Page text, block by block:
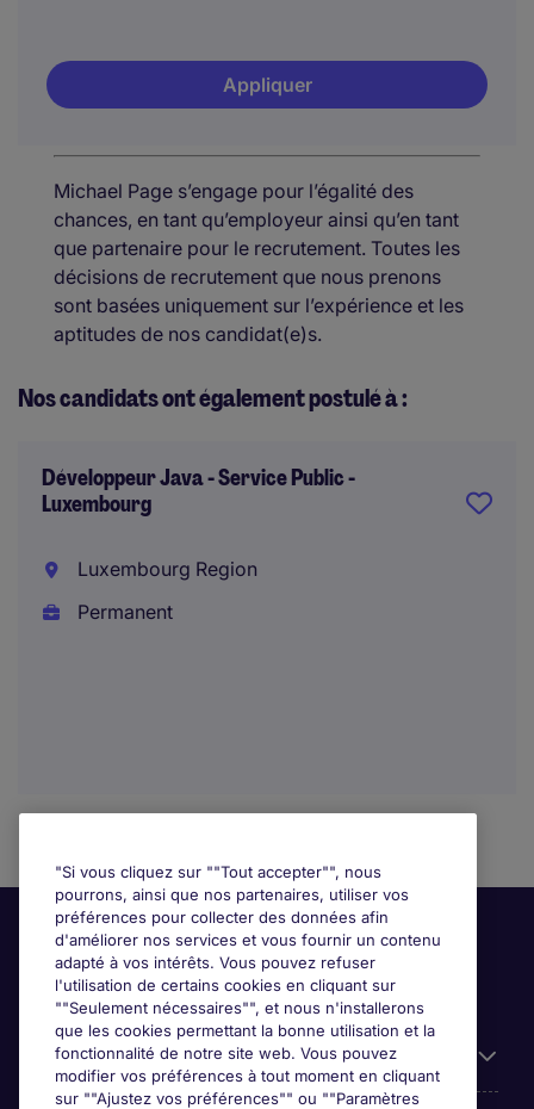
Appliquer
Michael Page s’engage pour l’égalité des
chances, en tant qu’employeur ainsi qu’en tant
que partenaire pour le recrutement. Toutes les
décisions de recrutement que nous prenons
sont basées uniquement sur l’expérience et les
aptitudes de nos candidat(e)s.
Nos candidats ont également postulé à :
Développeur Java - Service Public -
Luxembourg
Luxembourg Region
Permanent
Liens utiles
"Si vous cliquez sur ""Tout accepter"", nous
pourrons, ainsi que nos partenaires, utiliser vos
préférences pour collecter des données afin
d'améliorer nos services et vous fournir un contenu
adapté à vos intérêts. Vous pouvez refuser
l'utilisation de certains cookies en cliquant sur
""Seulement nécessaires"", et nous n'installerons
que les cookies permettant la bonne utilisation et la
fonctionnalité de notre site web. Vous pouvez
modifier vos préférences à tout moment en cliquant
sur ""Ajustez vos préférences"" ou ""Paramètres